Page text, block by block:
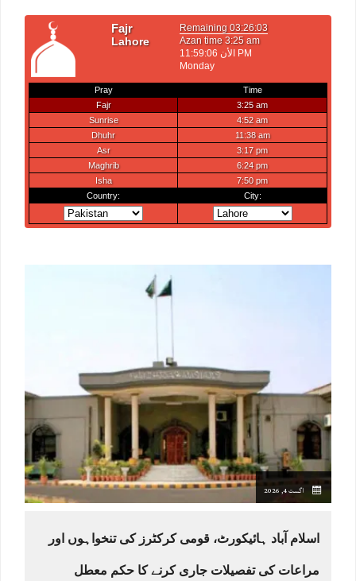
اگست 4, 2026
اسلام آباد ہائیکورٹ، قومی کرکٹرز کی تنخواہوں اور
مراعات کی تفصیلات جاری کرنے کا حکم معطل